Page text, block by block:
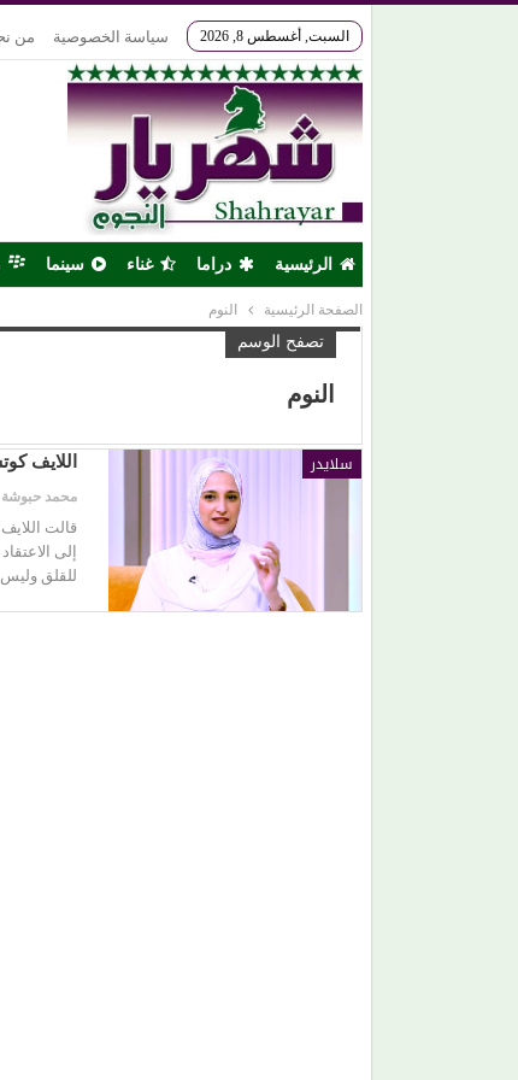
السبت, أغسطس 8, 2026 سياسة الخصوصية من
الرئيسية دراما غناء سينما
الصفحة الرئيسية النوم
تصفح الوسم
النوم
سلايدر اللايف
محمد حبوشة
قالت
إلى
للقلق
(هاني شنودة).. الغائب الذي سيقود افتتاح